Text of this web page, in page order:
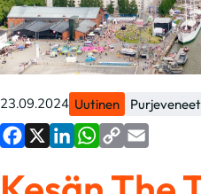
23.09.2024 Uutinen Purjeveneet
Link